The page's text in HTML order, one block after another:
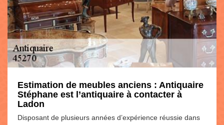
Estimation de meubles anciens : Antiquaire
Stéphane est l’antiquaire à contacter à
Ladon
Disposant de plusieurs années d’expérience réussie dans